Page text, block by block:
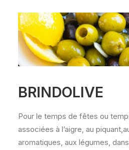
BRINDOLIVE
Pour le temps de fêtes ou
associées à l’aigre, au
aromatiques, aux légumes,